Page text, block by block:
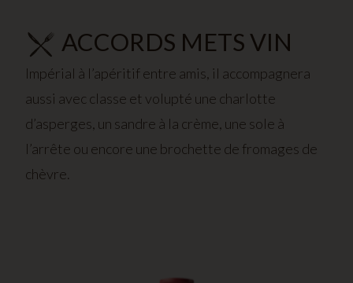
ACCORDS METS VIN
Impérial à l’apéritif entre amis, il accompagnera
aussi avec classe et volupté une charlotte
d’asperges, un sandre à la crème, une sole à
l’arrête ou encore une brochette de fromages de
chèvre.